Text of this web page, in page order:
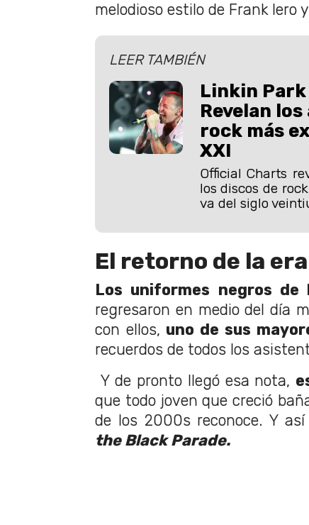
melodioso estilo de Frank Iero y
LEER TAMBIÉN
Linkin Park
Revelan
rock más
XXI
Official Charts
los discos de
va del siglo
El retorno de la era
Los uniformes negros de
regresaron en medio del día
con ellos, uno de sus
recuerdos de todos los
Y de pronto llegó esa nota,
que todo joven que creció
de los 2000s reconoce. Y así
the Black Parade.